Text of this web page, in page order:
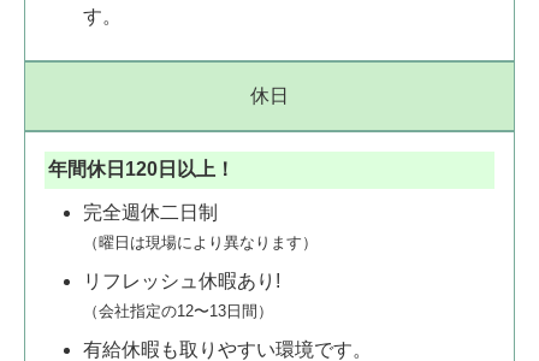
す。
休日
年間休日120日以上！
完全週休二日制
（曜日は現場により異なります）
リフレッシュ休暇あり!
（会社指定の12〜13日間）
有給休暇も取りやすい環境です。